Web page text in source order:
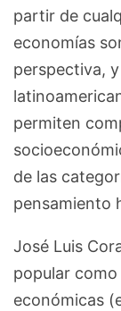
partir de
economías
perspectiva,
permiten
de las
pensamiento
José Luis
popular
económicas